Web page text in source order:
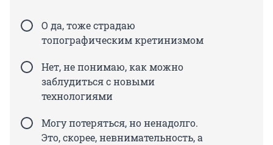
О да, тоже страдаю
топографическим кретинизмом
Нет, не понимаю, как можно
заблудиться с новыми
технологиями
Могу потеряться, но ненадолго.
Это, скорее, невнимательность, а